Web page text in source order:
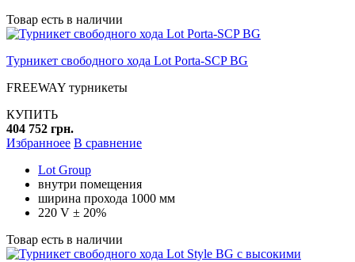
Товар есть в наличии
Турникет свободного хода Lot Porta-SCP BG
FREEWAY турникеты
КУПИТЬ
404 752 грн.
Избранноее В сравнение
Lot Group
внутри помещения
ширина прохода 1000 мм
220 V ± 20%
Товар есть в наличии